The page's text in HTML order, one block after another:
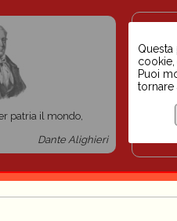
patria il mondo,
Dante Alighieri
cookie,
Puoi
tornare